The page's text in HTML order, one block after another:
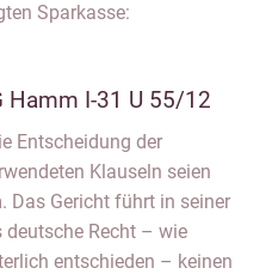
Sparkasse:
Hamm I-31 U 55/12
Entscheidung der
Klauseln seien
Das Gericht führt in seiner
deutsche Recht – wie
entschieden – keinen